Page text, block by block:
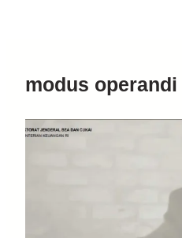
modus